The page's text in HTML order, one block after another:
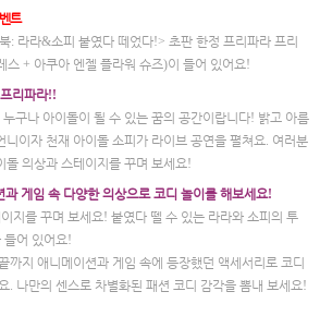
트
: 라라&소피 붙였다 떼었다!> 초판 한정 프리파라 프리
스 + 아쿠아 엔젤 플라워 슈즈)이 들어 있어요!
프리파라!!
구나 아이돌이 될 수 있는 꿈의 공간이랍니다! 밝고 아름
니이자 천재 아이돌 소피가 라이브 공연을 펼쳐요. 여러분
돌 의상과 스테이지를 꾸며 보세요!
과 게임 속 다양한 의상으로 코디 놀이를 해보세요!
지를 꾸며 보세요! 붙였다 뗄 수 있는 라라와 소피의 투
들어 있어요!
까지 애니메이션과 게임 속에 등장했던 액세서리로 코디
. 나만의 센스로 차별화된 패션 코디 감각을 뽐내 보세요!